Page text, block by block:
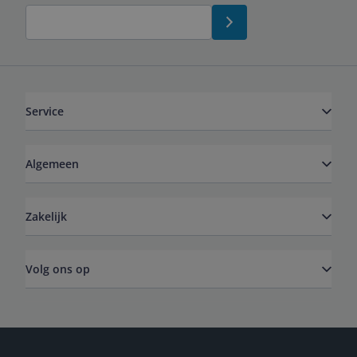
Service
Algemeen
Zakelijk
Volg ons op